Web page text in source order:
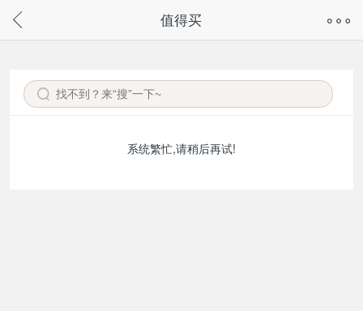
请通过微信或支付宝搜“奇兔客小程序”访问
值得买
系统繁忙,请稍后再试!